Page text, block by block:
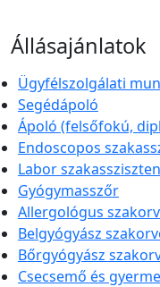
Állásajánlatok
Ügyfélszolgálati
Segédápoló
Ápoló (felsőfokú,
Endoscopos
Labor
Gyógymasszőr
Allergológus
Belgyógyász
Bőrgyógyász
Csecsemő és